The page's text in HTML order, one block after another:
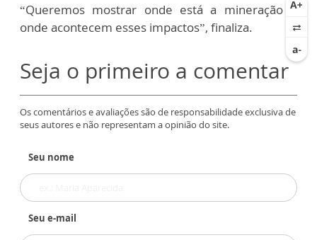
“Queremos mostrar onde está a mineração e
onde acontecem esses impactos”, finaliza.
Seja o primeiro a comentar
Os comentários e avaliações são de responsabilidade exclusiva de
seus autores e não representam a opinião do site.
Seu nome
Seu e-mail